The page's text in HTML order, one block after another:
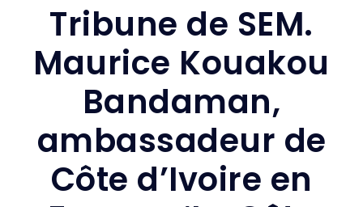
Tribune de SEM.
Maurice Kouakou
Bandaman,
ambassadeur de
Côte d’Ivoire en